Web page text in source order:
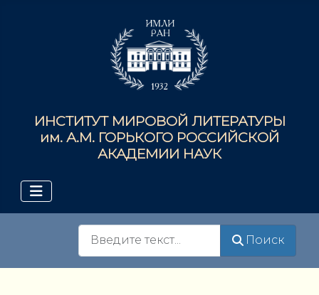
ИНСТИТУТ МИРОВОЙ ЛИТЕРАТУРЫ
им. А.М. ГОРЬКОГО РОССИЙСКОЙ
АКАДЕМИИ НАУК
Поиск